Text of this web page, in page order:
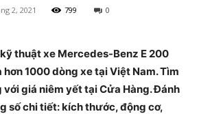
2, 2021 799 0
thuật xe Mercedes-Benz E 200
1000 dòng xe tại Việt Nam. Tìm
giá niêm yết tại Cửa Hàng. Đánh
số chi tiết: kích thước, động cơ,